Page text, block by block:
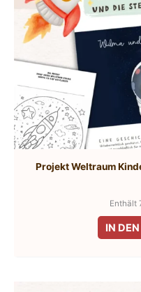
Projekt Weltraum
Enthält
IN